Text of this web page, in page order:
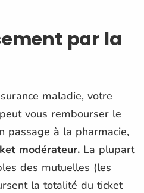
par la
maladie, votre
vous rembourser le
passage à la pharmacie,
modérateur. La plupart
des mutuelles (les
la totalité du ticket